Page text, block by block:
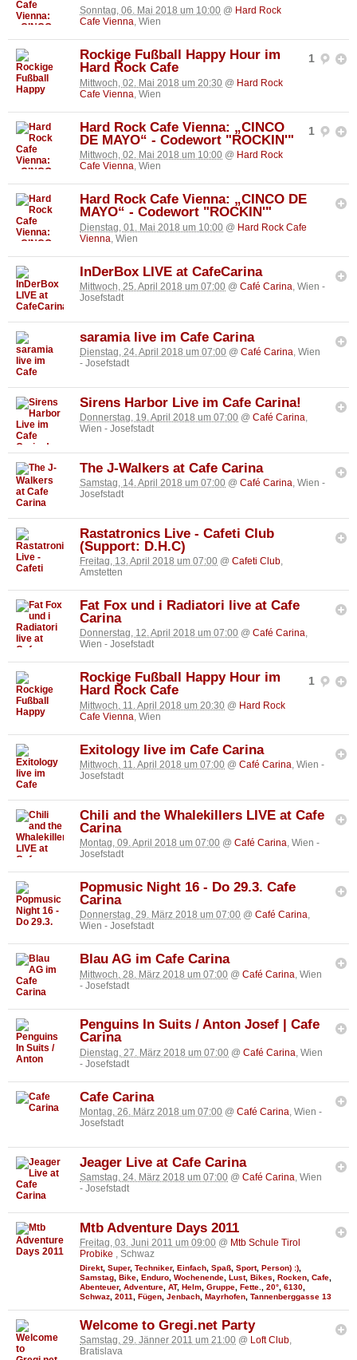
Sonntag, 06. Mai 2018 um 10:00 @ Hard Rock
Cafe Vienna, Wien
1
Rockige Fußball Happy Hour im
Hard Rock Cafe
Mittwoch, 02. Mai 2018 um 20:30 @ Hard Rock
Cafe Vienna , Wien
1
Hard Rock Cafe Vienna: „CINCO
DE MAYO“ - Codewort "ROCKIN'"
Mittwoch, 02. Mai 2018 um 10:00 @ Hard Rock
Cafe Vienna, Wien
Hard Rock Cafe Vienna: „CINCO DE
MAYO“ - Codewort "ROCKIN'"
Dienstag, 01. Mai 2018 um 10:00 @ Hard Rock Cafe
Vienna , Wien
InDerBox LIVE at CafeCarina
Mittwoch, 25. April 2018 um 07:00 @ Café Carina, Wien -
Josefstadt
saramia live im Cafe Carina
Dienstag, 24. April 2018 um 07:00 @ Café Carina, Wien
- Josefstadt
Sirens Harbor Live im Cafe Carina!
Donnerstag, 19. April 2018 um 07:00 @ Café Carina,
Wien - Josefstadt
The J-Walkers at Cafe Carina
Samstag, 14. April 2018 um 07:00 @ Café Carina, Wien -
Josefstadt
Rastatronics Live - Cafeti Club
(Support: D.H.C)
Freitag, 13. April 2018 um 07:00 @ Cafeti Club,
Amstetten
Fat Fox und i Radiatori live at Cafe
Carina
Donnerstag, 12. April 2018 um 07:00 @ Café Carina,
Wien - Josefstadt
1
Rockige Fußball Happy Hour im
Hard Rock Cafe
Mittwoch, 11. April 2018 um 20:30 @ Hard Rock
Cafe Vienna , Wien
Exitology live im Cafe Carina
Mittwoch, 11. April 2018 um 07:00 @ Café Carina, Wien -
Josefstadt
Chili and the Whalekillers LIVE at Cafe
Carina
Montag, 09. April 2018 um 07:00 @ Café Carina, Wien -
Josefstadt
Popmusic Night 16 - Do 29.3. Cafe
Carina
Donnerstag, 29. März 2018 um 07:00 @ Café Carina,
Wien - Josefstadt
Blau AG im Cafe Carina
Mittwoch, 28. März 2018 um 07:00 @ Café Carina , Wien
- Josefstadt
Penguins In Suits / Anton Josef | Cafe
Carina
Dienstag, 27. März 2018 um 07:00 @ Café Carina , Wien
- Josefstadt
Cafe Carina
Montag, 26. März 2018 um 07:00 @ Café Carina, Wien -
Josefstadt
Jeager Live at Cafe Carina
Samstag, 24. März 2018 um 07:00 @ Café Carina, Wien
- Josefstadt
Mtb Adventure Days 2011
Freitag, 03. Juni 2011 um 09:00 @ Mtb Schule Tirol
Probike , Schwaz
Direkt, Super, Techniker, Einfach Spaß Sport, Person) :)
Samstag Bike Enduro Wochenende Lust, Bikes Rocken Cafe
Abenteuer, Adventure AT, Helm Gruppe Fette. 20° 6130
Schwaz 2011 Fügen Jenbach Mayrhofen Tannenberggasse 13
Welcome to Gregi.net Party
Samstag, 29. Jänner 2011 um 21:00 @ Loft Club,
Bratislava